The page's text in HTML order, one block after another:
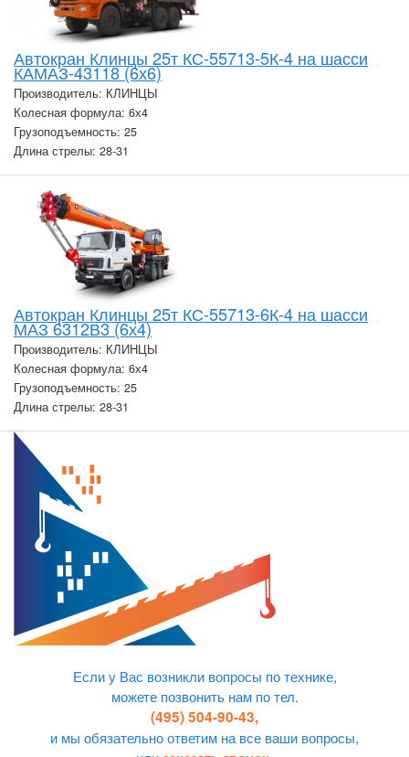
Автокран Клинцы 25т КС-55713-5К-4 на шасси
КАМАЗ-43118 (6х6)
Производитель: КЛИНЦЫ
Колесная формула: 6х4
Грузоподъемность: 25
Длина стрелы: 28-31
Автокран Клинцы 25т КС-55713-6К-4 на шасси
МАЗ 6312В3 (6х4)
Производитель: КЛИНЦЫ
Колесная формула: 6х4
Грузоподъемность: 25
Длина стрелы: 28-31
Если у Вас возникли вопросы по технике,
можете позвонить нам по тел.
(495) 504-90-43,
и мы обязательно ответим на все ваши вопросы,